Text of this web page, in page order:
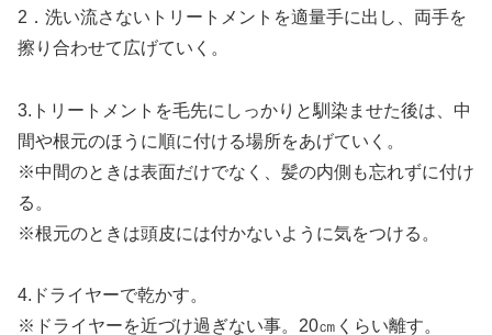
2．洗い流さないトリートメントを適量手に出し、両手を
擦り合わせて広げていく。
3.トリートメントを毛先にしっかりと馴染ませた後は、中
間や根元のほうに順に付ける場所をあげていく。
※中間のときは表面だけでなく、髪の内側も忘れずに付け
る。
※根元のときは頭皮には付かないように気をつける。
4.ドライヤーで乾かす。
※ドライヤーを近づけ過ぎない事。20㎝くらい離す。